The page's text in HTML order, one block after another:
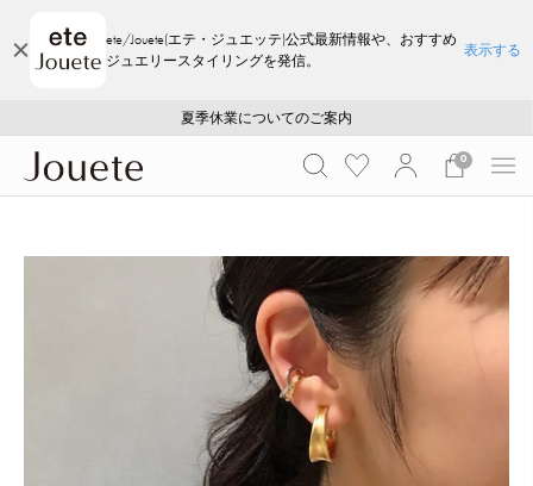
ete/Jouete(エテ・ジュエッテ)公式最新情報や、おすすめ
ジュエリースタイリングを発信。
表示する
採用のご案内
ご注文いただいたお品物のお届け状況について
夏季休業についてのご案内
WEB LIMITED ITEMS >>
採用のご案内
ご注文いただいたお品物のお届け状況について
0